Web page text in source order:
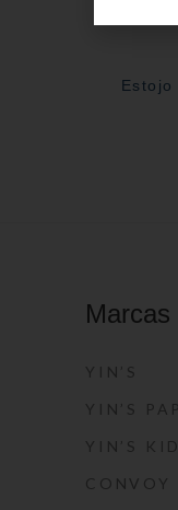
Estojo
Marcas
YIN’S
YIN’S
YIN’S
CONVOY